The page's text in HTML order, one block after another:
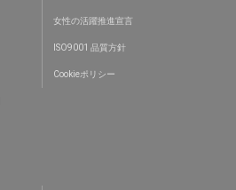
女性の活躍推進宣言
ISO9001 品質方針
Cookieポリシー